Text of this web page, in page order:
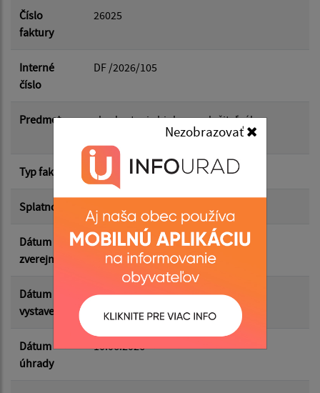
Nezobrazovať
Dátum od:
Dátum do:
Suma od:
Filtrovať
Číslo
faktury
26025
Interné
číslo
DF /2026/105
Predmet
zhodnotenie biolog. rozložiteľného
Typ faktúry dodávateľská
Splatnosť
Dátum
zverejnenia
08.07.2026
Dátum
vystavenia
01.06.2026
Dátum
úhrady
10.06.2026